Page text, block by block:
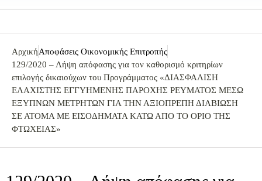
ΑρχικήΑποφάσεις Οικονομικής Επιτροπής
129/2020 – Λήψη απόφασης για τον καθορισμό κριτηρίων
επιλογής δικαιούχων του Προγράμματος «ΔΙΑΣΦΑΛΙΣΗ
ΕΛΑΧΙΣΤΗΣ ΕΓΓΥΗΜΕΝΗΣ ΠΑΡΟΧΗΣ ΡΕΥΜΑΤΟΣ ΜΕΣΩ
ΕΞΥΠΝΩΝ ΜΕΤΡΗΤΩΝ ΓΙΑ ΤΗΝ ΑΞΙΟΠΡΕΠΗ ΔΙΑΒΙΩΣΗ
ΣΕ ΑΤΟΜΑ ΜΕ ΕΙΣΟΔΗΜΑΤΑ ΚΑΤΩ ΑΠΟ ΤΟ ΟΡΙΟ ΤΗΣ
ΦΤΩΧΕΙΑΣ»